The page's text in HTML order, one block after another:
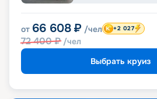
от 66 608 ₽ /чел
72 400₽ /чел
+2 027
Выбрать круиз